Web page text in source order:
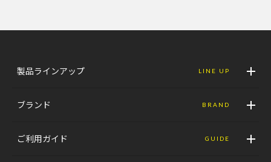
製品ラインアップ LINE UP
ブランド BRAND
ご利用ガイド GUIDE